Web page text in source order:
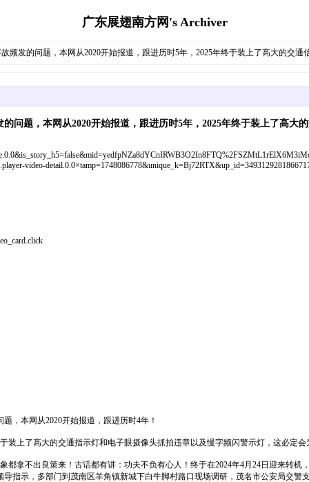
广东展翅南方网's Archiver
频发的问题，本网从2020开始报道，跟进历时5年，2025年终于装上了高大的交通
问题，本网从2020开始报道，跟进历时5年，2025年终于装上了高大
video-
，本网从2020开始报道，跟进历时4年！
装上了高大的交通指示灯和电子眼摄像头抓拍违章以及慢字频闪警示灯，这必定
拿不出良策来！古话都有讲：功夫不负有心人！终于在2024年4月24日迎来转
指示，多部门到茂南区羊角镇新城下白牛脚村路口现场调研，茂名市公安局交